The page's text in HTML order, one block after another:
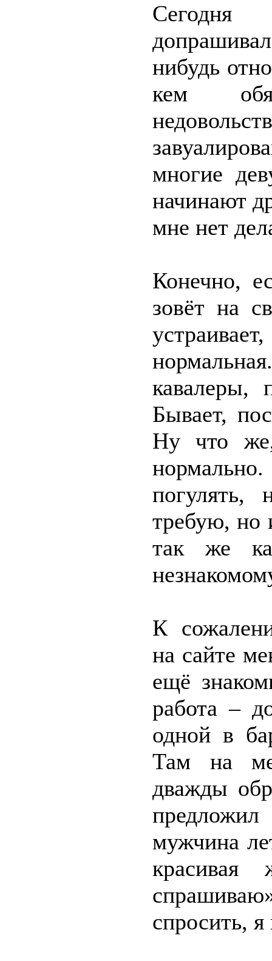
Сегодня
нибудь
кем
многие
начинают
мне нет
Конечно,
зовёт на
кавалеры,
Бывает,
Ну что же,
погулять,
требую, но
так же
К
на сайте
ещё
работа –
одной в
Там на
дважды
мужчина
спросить,